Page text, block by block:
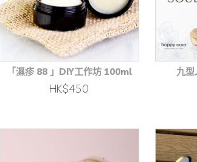
「濕疹 88 」DIY工作坊 100ml
HK$450
九